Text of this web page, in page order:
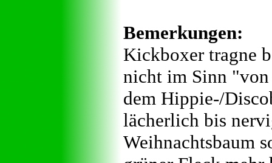
Bemerkungen:
Kickboxer tragne
nicht im Sinn
dem Hippie-/
lächerlich bis
Weihnachtsbaum